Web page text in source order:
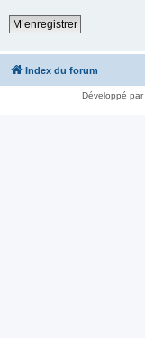
M’enregistrer
Index du forum
Développé par